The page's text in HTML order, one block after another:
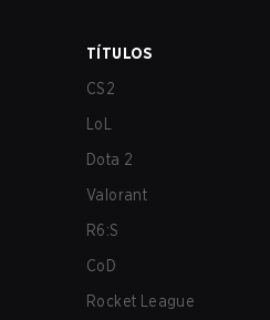
TÍTULOS
CS2
LoL
Dota 2
Valorant
R6:S
CoD
Rocket League